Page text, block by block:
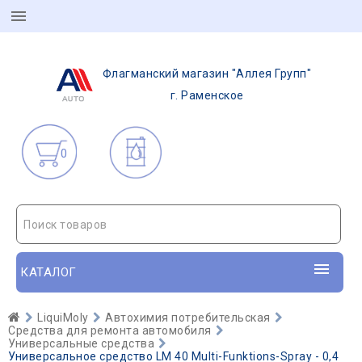
Флагманский магазин "Аллея Групп"
г. Раменское
0
Поиск товаров
КАТАЛОГ
LiquiMoly
Автохимия потребительская
Средства для ремонта автомобиля
Универсальные средства
Универсальное средство LM 40 Multi-Funktions-Spray - 0,4